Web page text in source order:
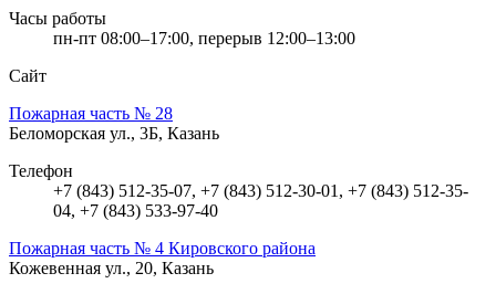
Часы работы
пн-пт 08:00–17:00, перерыв 12:00–13:00
Сайт
Пожарная часть № 28
Беломорская ул., 3Б, Казань
Телефон
+7 (843) 512-35-07, +7 (843) 512-30-01, +7 (843) 512-35-
04, +7 (843) 533-97-40
Пожарная часть № 4 Кировского района
Кожевенная ул., 20, Казань